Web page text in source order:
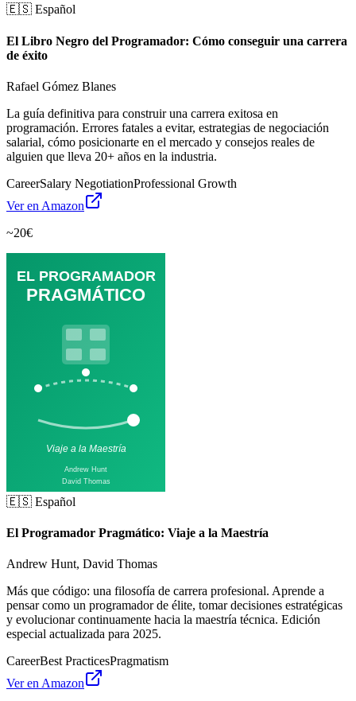
🇪🇸 Español
El Libro Negro del Programador: Cómo conseguir una carrera
de éxito
Rafael Gómez Blanes
La guía definitiva para construir una carrera exitosa en
programación. Errores fatales a evitar, estrategias de negociación
salarial, cómo posicionarte en el mercado y consejos reales de
alguien que lleva 20+ años en la industria.
CareerSalary NegotiationProfessional Growth
Ver en Amazon
~20€
🇪🇸 Español
El Programador Pragmático: Viaje a la Maestría
Andrew Hunt, David Thomas
Más que código: una filosofía de carrera profesional. Aprende a
pensar como un programador de élite, tomar decisiones estratégicas
y evolucionar continuamente hacia la maestría técnica. Edición
especial actualizada para 2025.
CareerBest PracticesPragmatism
Ver en Amazon